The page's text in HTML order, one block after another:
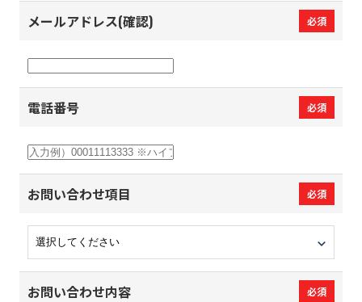
メールアドレス(確認) 必須
電話番号 必須
お問い合わせ項目 必須
お問い合わせ内容 必須